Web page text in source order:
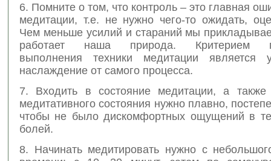
6. Помните о том, что контроль – это главная
медитации, т.е. не нужно чего-то ожидать,
Чем меньше усилий и стараний мы
работает наша природа. Критерием
выполнения техники медитации является
наслаждение от самого процесса.
7. Входить в состояние медитации, а также
медитативного состояния нужно плавно,
чтобы не было дискомфортных ощущений в
болей.
8. Начинать медитировать нужно с